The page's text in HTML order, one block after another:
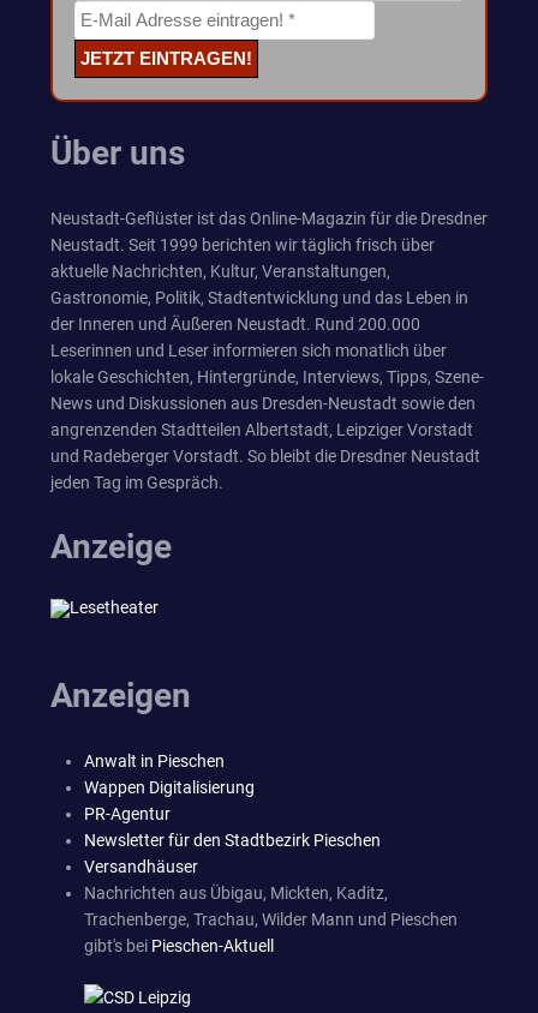
Über uns
Neustadt-Geflüster ist das Online-Magazin für die Dresdner
Neustadt. Seit 1999 berichten wir täglich frisch über
aktuelle Nachrichten, Kultur, Veranstaltungen,
Gastronomie, Politik, Stadtentwicklung und das Leben in
der Inneren und Äußeren Neustadt. Rund 200.000
Leserinnen und Leser informieren sich monatlich über
lokale Geschichten, Hintergründe, Interviews, Tipps, Szene-
News und Diskussionen aus Dresden-Neustadt sowie den
angrenzenden Stadtteilen Albertstadt, Leipziger Vorstadt
und Radeberger Vorstadt. So bleibt die Dresdner Neustadt
jeden Tag im Gespräch.
Anzeige
Anzeigen
Anwalt in Pieschen
Wappen Digitalisierung
PR-Agentur
Newsletter für den Stadtbezirk Pieschen
Versandhäuser
Nachrichten aus Übigau, Mickten, Kaditz,
Trachenberge, Trachau, Wilder Mann und Pieschen
gibt's bei Pieschen-Aktuell